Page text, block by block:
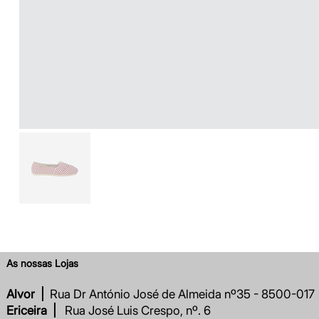
As nossas Lojas
Alvor |
Rua Dr António José de Almeida nº35 - 8500-017
Ericeira |
Rua José Luis Crespo, nº. 6